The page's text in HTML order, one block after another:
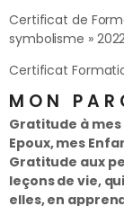
Certificat de
symbolisme »
Certificat
MON
Gratitude à
Epoux, mes
Gratitude aux
leçons de vie,
elles, en